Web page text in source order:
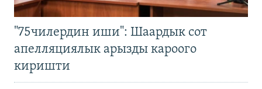
"75чилердин иши": Шаардык сот
апелляциялык арызды кароого
киришти